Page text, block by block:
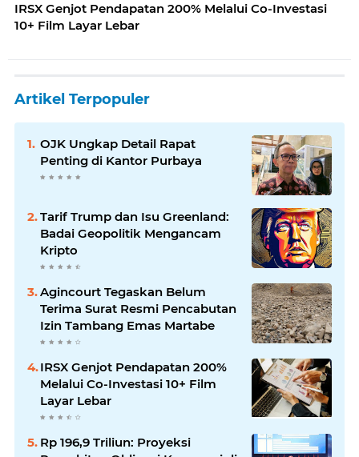
IRSX Genjot Pendapatan 200% Melalui Co-Investasi
10+ Film Layar Lebar
Artikel Terpopuler
OJK Ungkap Detail Rapat
Penting di Kantor Purbaya
Tarif Trump dan Isu Greenland:
Badai Geopolitik Mengancam
Kripto
Agincourt Tegaskan Belum
Terima Surat Resmi Pencabutan
Izin Tambang Emas Martabe
IRSX Genjot Pendapatan 200%
Melalui Co-Investasi 10+ Film
Layar Lebar
Rp 196,9 Triliun: Proyeksi